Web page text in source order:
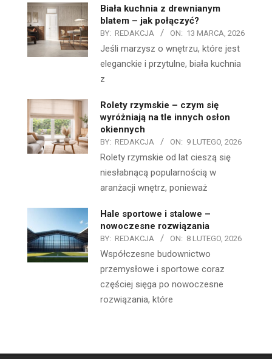
Biała kuchnia z drewnianym
blatem – jak połączyć?
BY: REDAKCJA ON: 13 MARCA, 2026
Jeśli marzysz o wnętrzu, które jest
eleganckie i przytulne, biała kuchnia
z
Rolety rzymskie – czym się
wyróżniają na tle innych osłon
okiennych
BY: REDAKCJA ON: 9 LUTEGO, 2026
Rolety rzymskie od lat cieszą się
niesłabnącą popularnością w
aranżacji wnętrz, ponieważ
Hale sportowe i stalowe –
nowoczesne rozwiązania
BY: REDAKCJA ON: 8 LUTEGO, 2026
Współczesne budownictwo
przemysłowe i sportowe coraz
częściej sięga po nowoczesne
rozwiązania, które